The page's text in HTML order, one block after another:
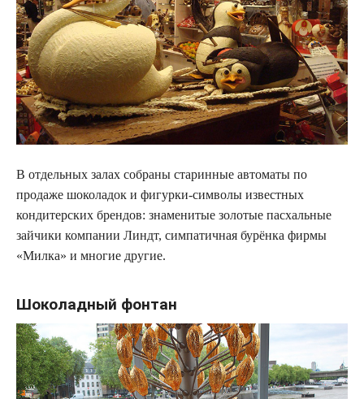
В отдельных залах собраны старинные автоматы по
продаже шоколадок и фигурки-символы известных
кондитерских брендов: знаменитые золотые пасхальные
зайчики компании Линдт, симпатичная бурёнка фирмы
«Милка» и многие другие.
Шоколадный фонтан